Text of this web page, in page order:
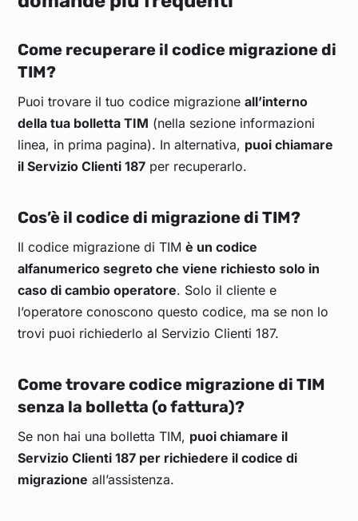
Come recuperare il codice migrazione di
TIM?
Puoi trovare il tuo codice migrazioneall’interno
della tua bolletta TIM (nella sezione informazioni
linea, in prima pagina). In alternativa, puoi chiamare
il Servizio Clienti 187 per recuperarlo.
Cos’è il codice di migrazione di TIM?
Il codice migrazione di TIMè un codice
alfanumerico segreto che viene richiesto solo in
caso di cambio operatore. Solo il cliente e
l’operatore conoscono questo codice, ma se non lo
trovi puoi richiederlo al Servizio Clienti 187.
Come trovare codice migrazione di TIM
senza la bolletta (o fattura)?
Se non hai una bolletta TIM, puoi chiamare il
Servizio Clienti 187 per richiedere il codice di
migrazione all’assistenza.